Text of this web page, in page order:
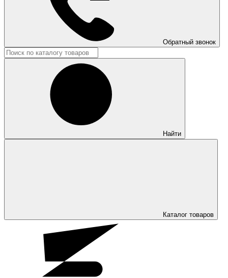
Обратный звонок
Найти
Каталог товаров